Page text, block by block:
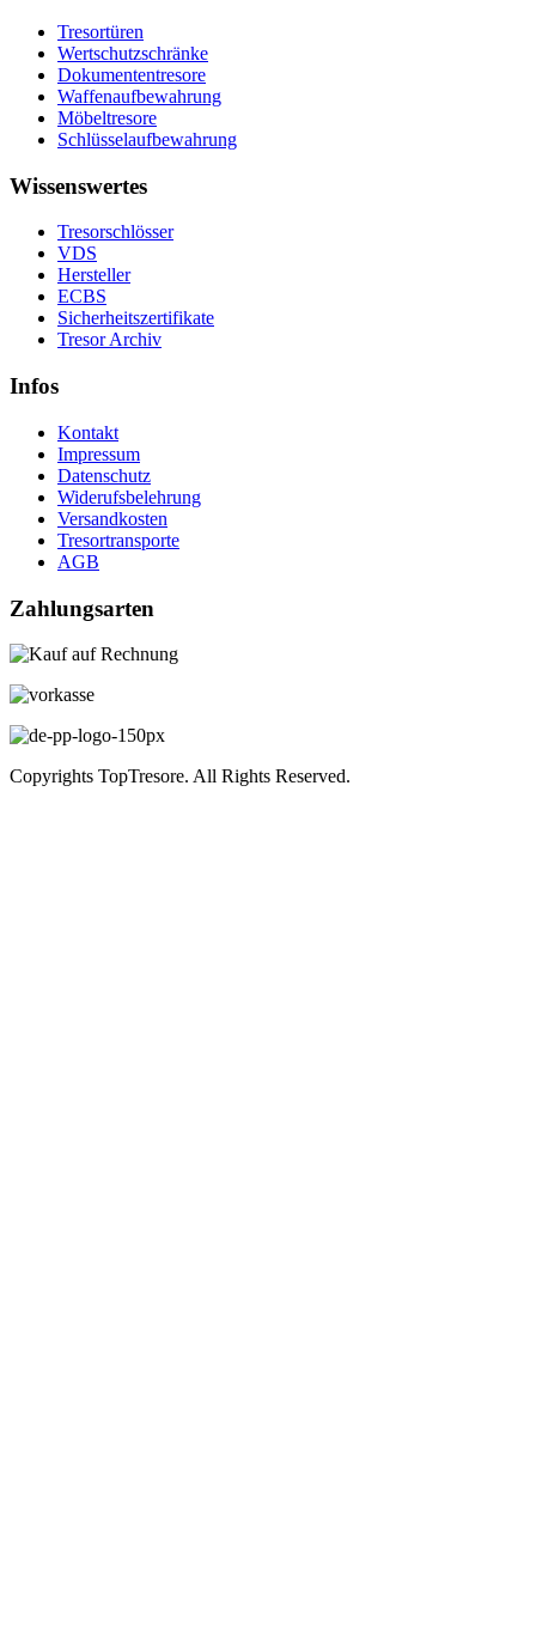
Tresortüren
Wertschutzschränke
Dokumententresore
Waffenaufbewahrung
Möbeltresore
Schlüsselaufbewahrung
Wissenswertes
Tresorschlösser
VDS
Hersteller
ECBS
Sicherheitszertifikate
Tresor Archiv
Infos
Kontakt
Impressum
Datenschutz
Widerufsbelehrung
Versandkosten
Tresortransporte
AGB
Zahlungsarten
Copyrights TopTresore. All Rights Reserved.